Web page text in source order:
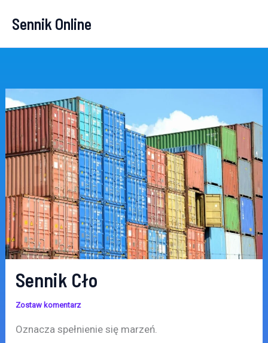
Sennik Online
Sennik Cło
Zostaw komentarz
Oznacza spełnienie się marzeń.